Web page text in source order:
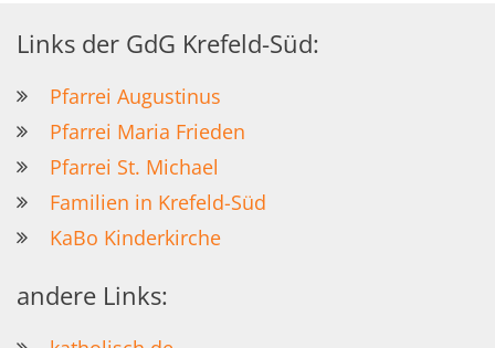
Links der GdG Krefeld-Süd:
Pfarrei Augustinus
Pfarrei Maria Frieden
Pfarrei St. Michael
Familien in Krefeld-Süd
KaBo Kinderkirche
andere Links: